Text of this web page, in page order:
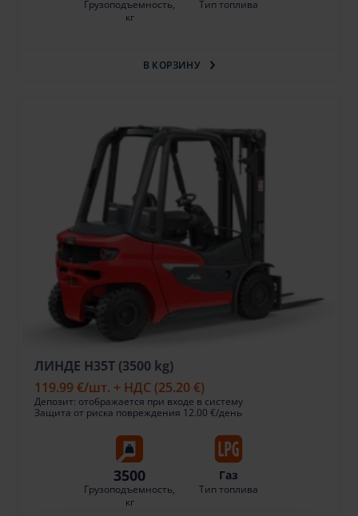
Грузоподъемность,
кг
Тип топлива
В КОРЗИНУ
ЛИНДЕ H35T (3500 kg)
119.99 €/шт. + НДС (25.20 €)
Депозит: отображается при входе в систему
Защита от риска повреждения 12.00 €/день
3500
Грузоподъемность,
кг
Газ
Тип топлива